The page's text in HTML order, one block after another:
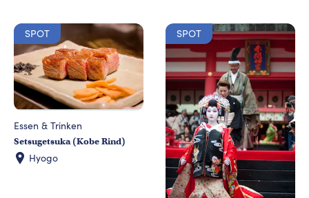
SPOT
Essen & Trinken
Setsugetsuka (Kobe Rind)
Hyogo
SPOT